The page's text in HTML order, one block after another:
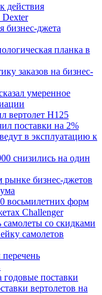
действия
Dexter
бизнес-джета
планка в
заказов на бизнес-
умеренное
вертолет H125
поставки на 2%
в эксплуатацию к
снизились на один
бизнес-джетов
восьмилетних форм
Challenger
самолеты со скидками
самолетов
годовые поставки
вертолетов на